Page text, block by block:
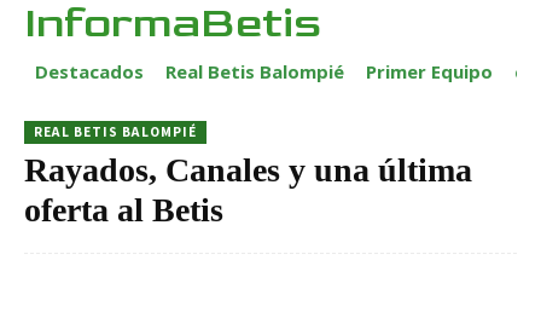
InformaBetis
Destacados Real Betis Balompié Primer Equipo
REAL BETIS BALOMPIÉ
Rayados, Canales y una última
oferta al Betis